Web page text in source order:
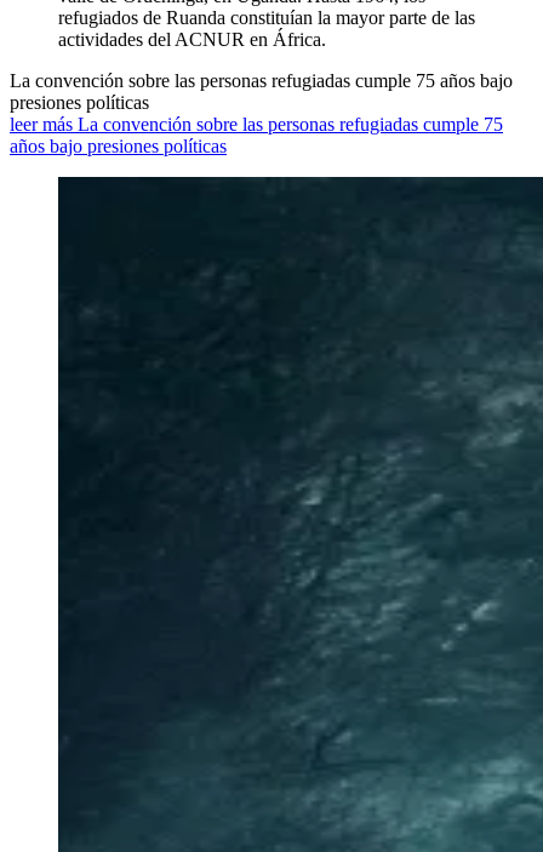
La convención sobre las personas refugiadas cumple 75 años bajo
presiones políticas
leer más La convención sobre las personas refugiadas cumple 75
años bajo presiones políticas